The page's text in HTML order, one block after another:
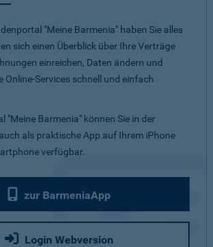
"Meine Barmenia" haben Sie alles
sich einen Überblick über Ihre Verträge
einreichen, Daten ändern und
Online-Services schnell und einfach
"Meine Barmenia" können Sie in der
als praktische App auf Ihrem iPhone
verfügbar.
zur BarmeniaApp
Login Webversion